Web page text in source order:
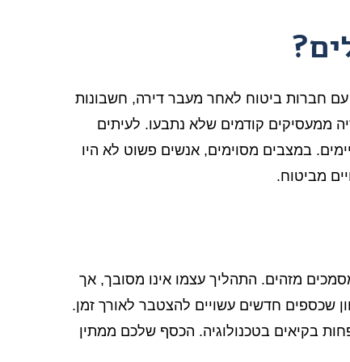
עם חברות ביטוח לאחר מעבר דירה, חשבונות
ממעסיקים קודמים שלא נתבעו. לעיתים
במצבים מסוימים, אנשים פשוט לא היו
מביטוח.
מזהים. התהליך עצמו אינו מסובך, אך
שכספים חדשים עשויים להצטבר לאורך זמן.
בקיאים בטכנולוגיה. הכסף שלכם ממתין